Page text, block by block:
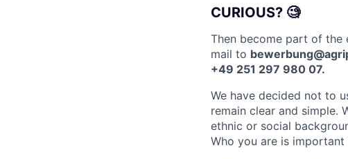
CURIOUS? 🧐
Then become part of
mail to
+49 251 297 980 07.
We have decided not to
remain clear and simple.
ethnic or social
Who you are is important